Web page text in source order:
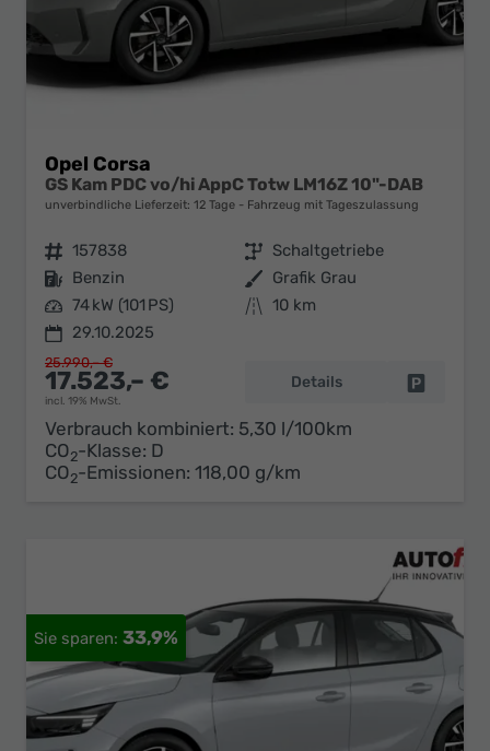
Opel Corsa
GS Kam PDC vo/hi AppC Totw LM16Z 10"-DAB
unverbindliche Lieferzeit: 12 Tage Fahrzeug mit Tageszulassung
Fahrzeugnr. 157838 Getriebe Schaltgetriebe
Kraftstoff Benzin Außenfarbe Grafik Grau
Leistung 74 kW (101 PS) Kilometerstand 10 km
29.10.2025
17.523,– €
incl. 19% MwSt.
25.990,– €
Details
Verbrauch kombiniert: 5,30 l/100km
CO2-Klasse: D
CO2-Emissionen: 118,00 g/km
33,9%